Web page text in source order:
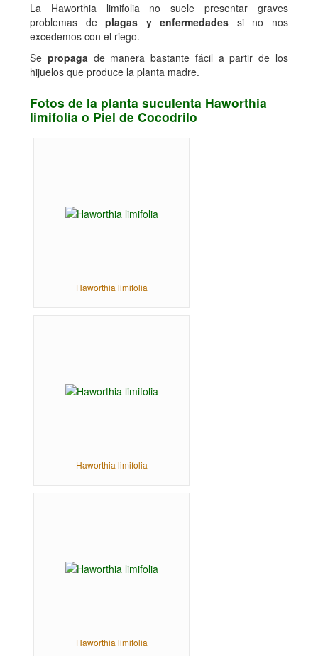
La Haworthia limifolia no suele presentar graves
problemas deplagas y enfermedades si no nos
excedemos con el riego.
Se propagade manera bastante fácil a partir de los
hijuelos que produce la planta madre.
Fotos de la planta suculenta Haworthia
limifolia o Piel de Cocodrilo
Haworthia limifolia
Haworthia limifolia
Haworthia limifolia